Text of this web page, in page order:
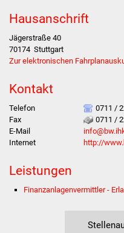
Hausanschrift
Jägerstraße 40
70174 Stuttgart
Zur elektronischen
Kontakt
Telefon
0711 /
Fax
0711 /
E-Mail
Internet
http://
Leistungen
Finanzanlagenvermittler -